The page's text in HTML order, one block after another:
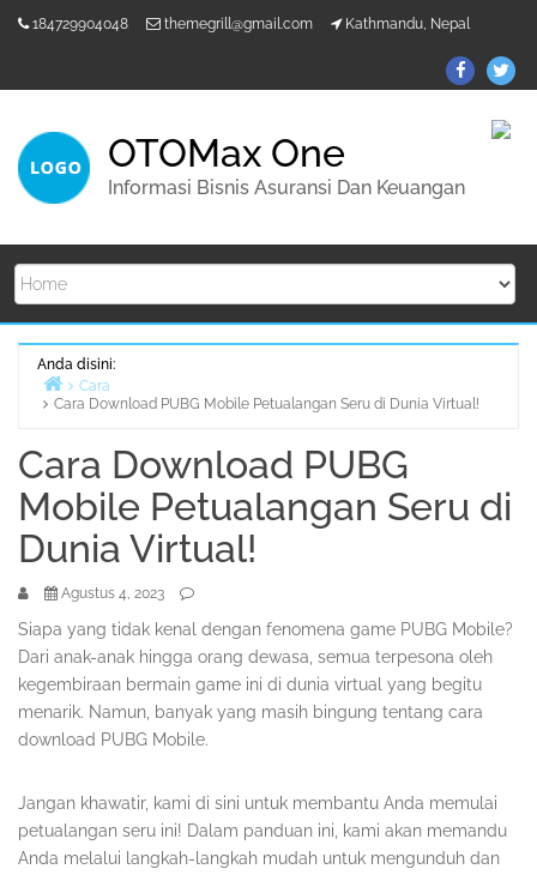
184729904048 themegrill@gmail.com Kathmandu, Nepal
OTOMax One
Informasi Bisnis Asuransi Dan Keuangan
Anda disini:
Beranda
Cara
Cara Download PUBG Mobile Petualangan Seru di Dunia Virtual!
Cara Download PUBG
Mobile Petualangan Seru di
Dunia Virtual!
Agustus 4, 2023
Siapa yang tidak kenal dengan fenomena game PUBG Mobile?
Dari anak-anak hingga orang dewasa, semua terpesona oleh
kegembiraan bermain game ini di dunia virtual yang begitu
menarik. Namun, banyak yang masih bingung tentang cara
download PUBG Mobile.
Jangan khawatir, kami di sini untuk membantu Anda memulai
petualangan seru ini! Dalam panduan ini, kami akan memandu
Anda melalui langkah-langkah mudah untuk mengunduh dan